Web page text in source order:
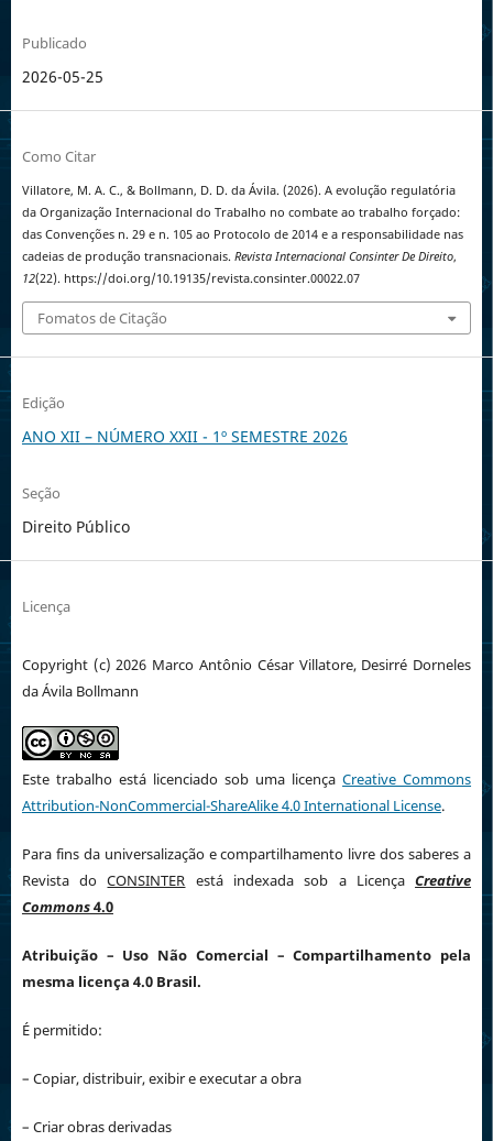
Publicado
2026-05-25
Como Citar
Villatore, M. A. C., & Bollmann, D. D. da Ávila. (2026). A evolução regulatória
da Organização Internacional do Trabalho no combate ao trabalho forçado:
das Convenções n. 29 e n. 105 ao Protocolo de 2014 e a responsabilidade nas
cadeias de produção transnacionais. Revista Internacional Consinter De Direito,
12(22). https://doi.org/10.19135/revista.consinter.00022.07
Fomatos de Citação
Edição
ANO XII – NÚMERO XXII - 1º SEMESTRE 2026
Seção
Direito Público
Licença
Copyright (c) 2026 Marco Antônio César Villatore, Desirré Dorneles
da Ávila Bollmann
Este trabalho está licenciado sob uma licençaCreative Commons
Attribution-NonCommercial-ShareAlike 4.0 International License.
Para fins da universalização e compartilhamento livre dos saberes a
Revista doCONSINTER está indexada sob a LicençaCreative
Commons4.0
Atribuição – Uso Não Comercial – Compartilhamento pela
mesma licença 4.0 Brasil.
É permitido:
– Copiar, distribuir, exibir e executar a obra
– Criar obras derivadas